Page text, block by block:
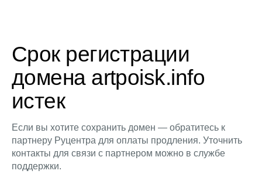
Срок регистрации
домена artpoisk.info
истек
Если вы хотите сохранить домен — обратитесь к
партнеру Руцентра для оплаты продления. Уточнить
контакты для связи с партнером можно в службе
поддержки.